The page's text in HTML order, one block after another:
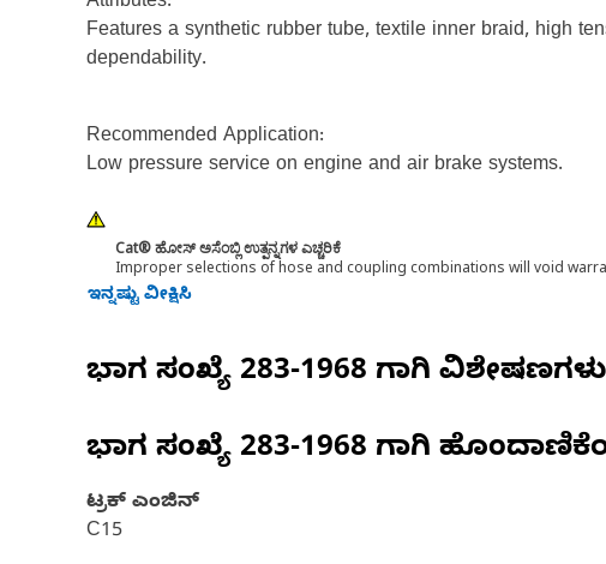
Features a synthetic rubber tube, textile inner braid, high
dependability.
Recommended Application:
Low pressure service on engine and air brake systems.
Cat® ಹೋಸ್ ಅಸೆಂಬ್ಲಿ ಉತ್ಪನ್ನಗಳ ಎಚ್ಚರಿಕೆ
Improper selections of hose and coupling combinations will void
ಇನ್ನಷ್ಟು ವೀಕ್ಷಿಸಿ
ಭಾಗ ಸಂಖ್ಯೆ 283-1968 ಗಾಗಿ ವಿಶೇಷಣಗಳು
ಭಾಗ ಸಂಖ್ಯೆ 283-1968 ಗಾಗಿ
ಟ್ರಕ್ ಎಂಜಿನ್
C15